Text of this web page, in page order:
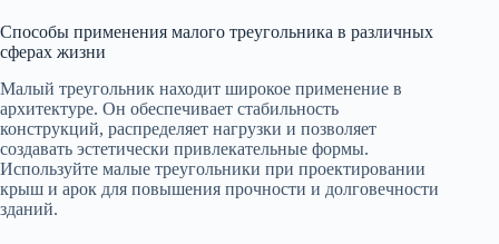
Способы применения малого треугольника в различных
сферах жизни
Малый треугольник находит широкое применение в
архитектуре. Он обеспечивает стабильность
конструкций, распределяет нагрузки и позволяет
создавать эстетически привлекательные формы.
Используйте малые треугольники при проектировании
крыш и арок для повышения прочности и долговечности
зданий.